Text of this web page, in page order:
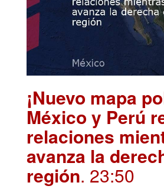
¡Nuevo mapa
México y Perú
relaciones
avanza la
región. 23:50